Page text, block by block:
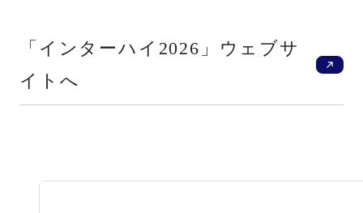
「インターハイ2026」ウェブサ
イトへ